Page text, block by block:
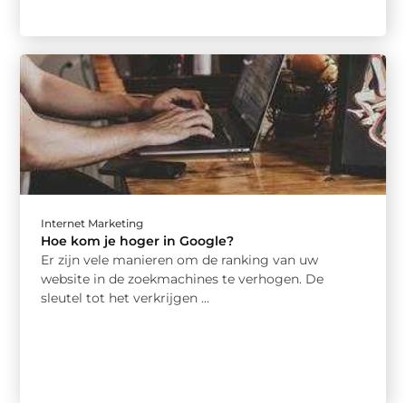
Internet Marketing
Hoe kom je hoger in Google?
Er zijn vele manieren om de ranking van uw
website in de zoekmachines te verhogen. De
sleutel tot het verkrijgen ...